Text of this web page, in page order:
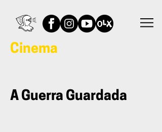
Cinema
A Guerra Guardada